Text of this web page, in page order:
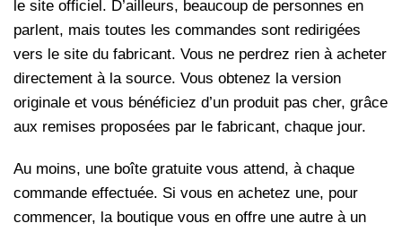
le site officiel. D’ailleurs, beaucoup de personnes en
parlent, mais toutes les commandes sont redirigées
vers le site du fabricant. Vous ne perdrez rien à acheter
directement à la source. Vous obtenez la version
originale et vous bénéficiez d’un produit pas cher, grâce
aux remises proposées par le fabricant, chaque jour.
Au moins, une boîte gratuite vous attend, à chaque
commande effectuée. Si vous en achetez une, pour
commencer, la boutique vous en offre une autre à un